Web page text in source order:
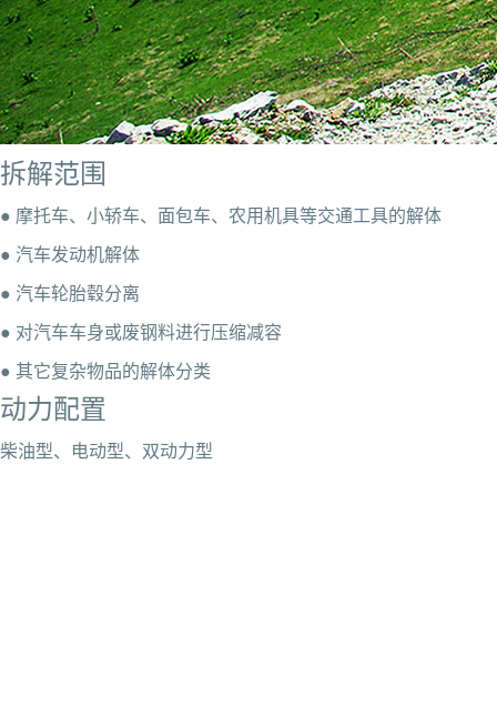
拆解范围
● 摩托车、小轿车、面包车、农用机具等交通工具的解体
● 汽车发动机解体
● 汽车轮胎毂分离
● 对汽车车身或废钢料进行压缩减容
● 其它复杂物品的解体分类
动力配置
柴油型、电动型、双动力型